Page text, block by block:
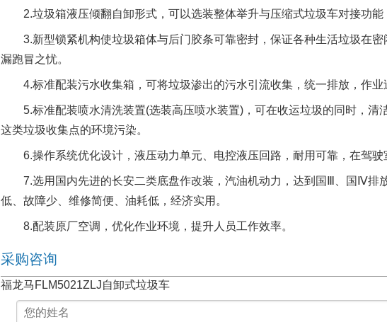
2.垃圾箱液压倾翻自卸形式，可以选装整体举升与压缩式垃圾车对接功能
3.新型锁紧机构使垃圾箱体与后门胶条可靠密封，保证各种生活垃圾在密
漏跑冒之忧。
4.标准配装污水收集箱，可将垃圾渗出的污水引流收集，统一排放，作业
5.标准配装喷水清洗装置(选装高压喷水装置)，可在收运垃圾的同时，清
这类垃圾收集点的环境污染。
6.操作系统优化设计，液压动力单元、电控液压回路，耐用可靠，在驾驶
7.选用国内先进的长安二类底盘作改装，汽油机动力，达到国Ⅲ、国Ⅳ排
低、故障少、维修简便、油耗低，经济实用。
8.配装原厂空调，优化作业环境，提升人员工作效率。
采购咨询
福龙马FLM5021ZLJ自卸式垃圾车